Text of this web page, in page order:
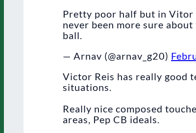
Pretty poor half but in Vitor
never been more sure
ball.
— Arnav (@arnav_g20)
Victor Reis has really good
situations.
Really nice composed
areas, Pep CB ideals.